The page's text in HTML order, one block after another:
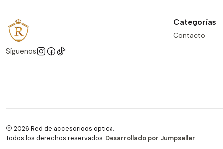
Síguenos
Categorías
Contacto
2026 Red de accesorioos optica.
Todos los derechos reservados. Desarrollado por Jumpseller.